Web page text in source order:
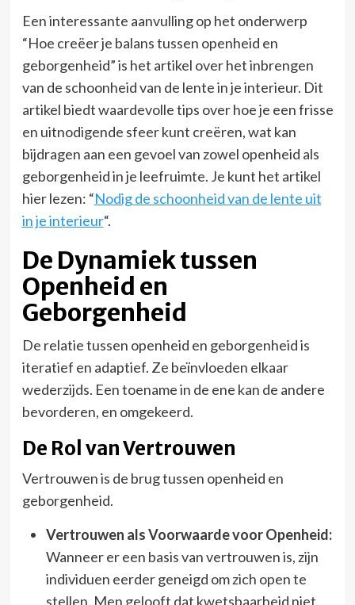
Een interessante aanvulling op het onderwerp
“Hoe creëer je balans tussen openheid en
geborgenheid” is het artikel over het inbrengen
van de schoonheid van de lente in je interieur. Dit
artikel biedt waardevolle tips over hoe je een frisse
en uitnodigende sfeer kunt creëren, wat kan
bijdragen aan een gevoel van zowel openheid als
geborgenheid in je leefruimte. Je kunt het artikel
hier lezen: “Nodig de schoonheid van de lente uit
in je interieur“.
De Dynamiek tussen
Openheid en
Geborgenheid
De relatie tussen openheid en geborgenheid is
iteratief en adaptief. Ze beïnvloeden elkaar
wederzijds. Een toename in de ene kan de andere
bevorderen, en omgekeerd.
De Rol van Vertrouwen
Vertrouwen is de brug tussen openheid en
geborgenheid.
Vertrouwen als Voorwaarde voor Openheid:
Wanneer er een basis van vertrouwen is, zijn
individuen eerder geneigd om zich open te
stellen. Men gelooft dat kwetsbaarheid niet